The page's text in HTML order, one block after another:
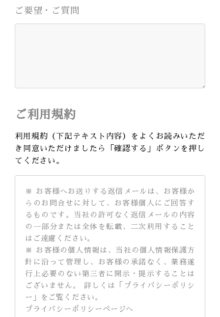
ご要望・ご質問
ご利用規約
利用規約（下記テキスト内容）をよくお読みいただ
き同意いただけましたら「確認する」ボタンを押し
てください。
※ お客様へお送りする返信メールは、お客様か
らのお問合せに対して、お客様個人にご回答す
るものです。当社の許可なく返信メールの内容
の一部分または全体を転載、二次利用すること
はご遠慮ください。
※ お客様の個人情報は、当社の個人情報保護方
針に沿って管理し、お客様の承諾なく、業務遂
行上必要のない第三者に開示・提示することは
ございません。 詳しくは「プライバシーポリシ
ー」をご覧ください。
プライバシーポリシーページへ